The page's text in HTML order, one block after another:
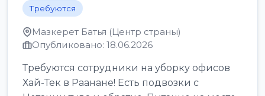
Требуются
Мазкерет Батья (Центр страны)
Опубликовано: 18.06.2026
Требуются сотрудники на уборку офисов
Хай-Тек в Раанане! Есть подвозки с